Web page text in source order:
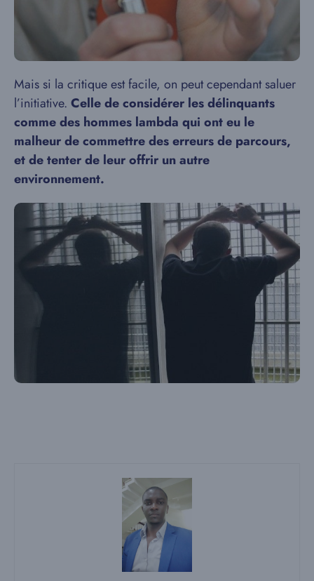
Mais si la critique est facile, on peut cependant saluer
l’initiative. Celle de considérer les délinquants
comme des hommes lambda qui ont eu le
malheur de commettre des erreurs de parcours,
et de tenter de leur offrir un autre
environnement.